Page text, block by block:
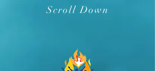
Scroll Down